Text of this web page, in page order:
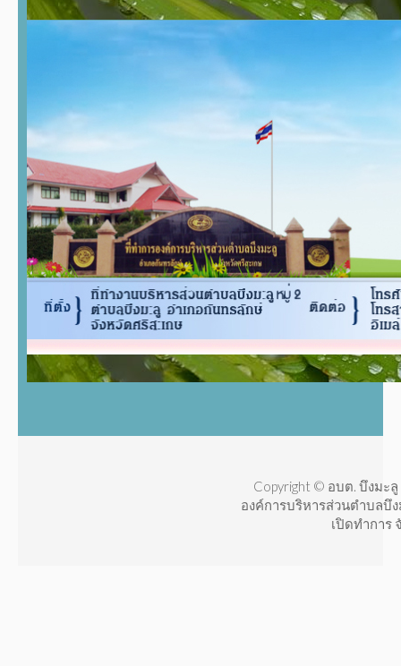
Copyright © อบต. บึงมะ
องค์การบริหารส่วนตำบลบึ